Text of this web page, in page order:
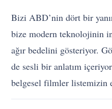
Bizi ABD’nin dört bir
bize modern teknolojinin
ağır bedelini gösteriyor.
de sesli bir anlatım
belgesel filmler listemizin